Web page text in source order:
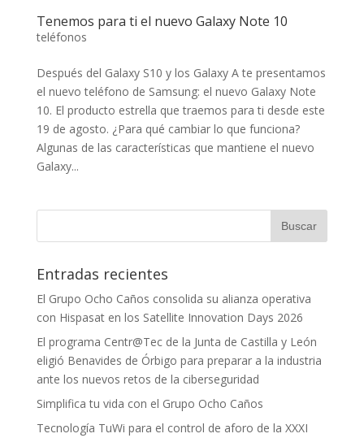
Tenemos para ti el nuevo Galaxy Note 10
teléfonos
Después del Galaxy S10 y los Galaxy A te presentamos
el nuevo teléfono de Samsung: el nuevo Galaxy Note
10. El producto estrella que traemos para ti desde este
19 de agosto. ¿Para qué cambiar lo que funciona?
Algunas de las características que mantiene el nuevo
Galaxy...
Entradas recientes
El Grupo Ocho Caños consolida su alianza operativa
con Hispasat en los Satellite Innovation Days 2026
El programa Centr@Tec de la Junta de Castilla y León
eligió Benavides de Órbigo para preparar a la industria
ante los nuevos retos de la ciberseguridad
Simplifica tu vida con el Grupo Ocho Caños
Tecnología TuWi para el control de aforo de la XXXI